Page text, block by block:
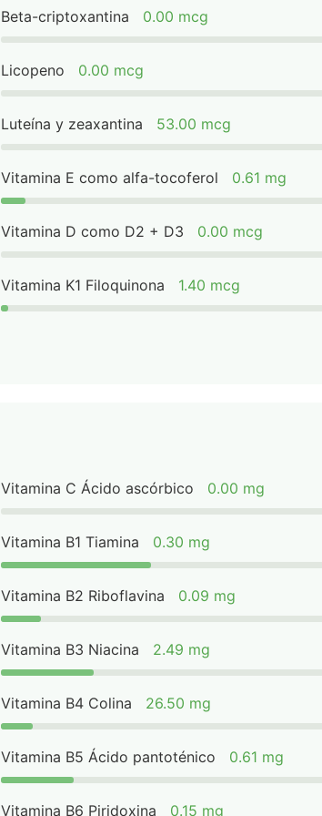
Beta-criptoxantina 0.00 mcg
Licopeno 0.00 mcg
Luteína y zeaxantina 53.00 mcg
Vitamina E como alfa-tocoferol 0.61 mg
Vitamina D como D2 + D3 0.00 mcg
Vitamina K1 Filoquinona 1.40 mcg
Vitamina C Ácido ascórbico 0.00 mg
Vitamina B1 Tiamina 0.30 mg
Vitamina B2 Riboflavina 0.09 mg
Vitamina B3 Niacina 2.49 mg
Vitamina B4 Colina 26.50 mg
Vitamina B5 Ácido pantoténico 0.61 mg
Vitamina B6 Piridoxina 0.15 mg